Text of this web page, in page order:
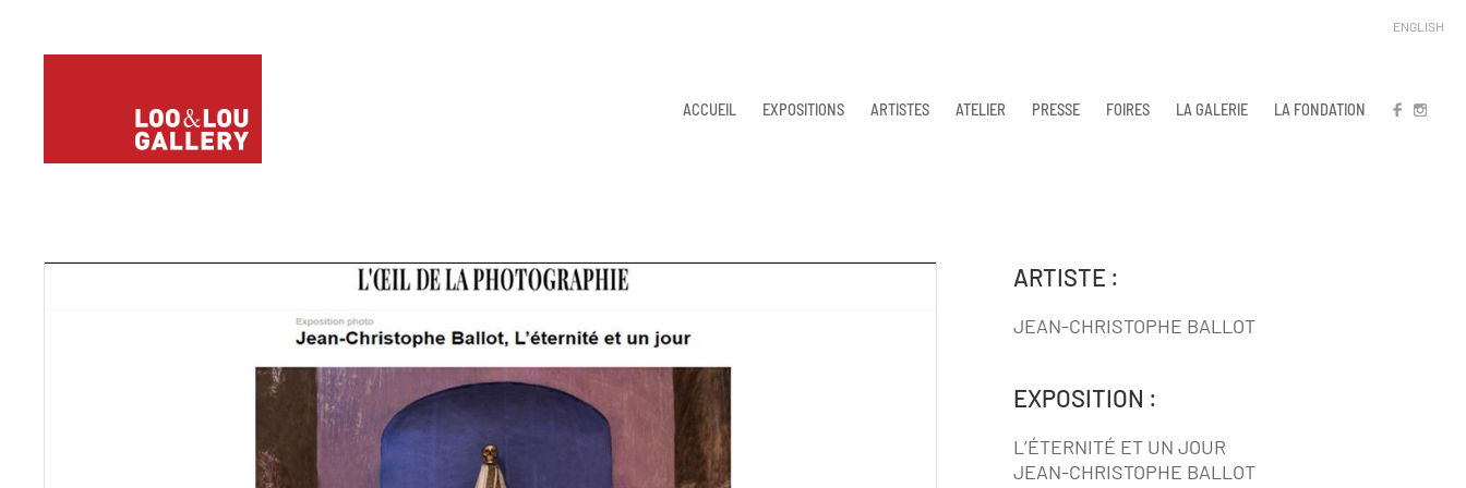
ACCUEIL EXPOSITIONS ARTISTES ATELIER PRESSE FOIRES LA GALERIE LA FONDATION FB IN
ENGLISH
ARTISTE :
JEAN-CHRISTOPHE BALLOT
EXPOSITION :
L’ÉTERNITÉ ET UN JOUR
JEAN-CHRISTOPHE BALLOT